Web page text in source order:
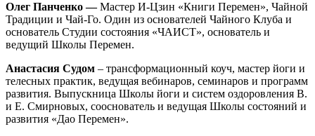
Олег Панченко —Мастер И-Цзин «Книги Перемен», Чайной
Традиции и Чай-Го. Один из основателей Чайного Клуба и
основатель Студии состояния «ЧАИСТ», основатель и
ведущий Школы Перемен.
Анастасия Судом – трансформационный коуч, мастер йоги и
телесных практик, ведущая вебинаров, семинаров и программ
развития. Выпускница Школы йоги и систем оздоровления В.
и Е. Смирновых, сооснователь и ведущая Школы состояний и
развития «Дао Перемен».